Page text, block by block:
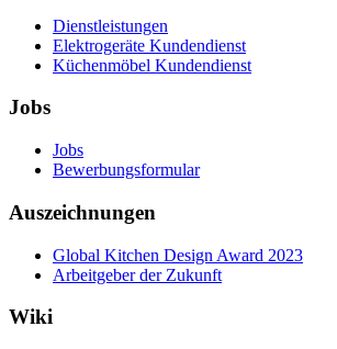
Dienstleistungen
Elektrogeräte Kundendienst
Küchenmöbel Kundendienst
Jobs
Jobs
Bewerbungsformular
Auszeichnungen
Global Kitchen Design Award 2023
Arbeitgeber der Zukunft
Wiki